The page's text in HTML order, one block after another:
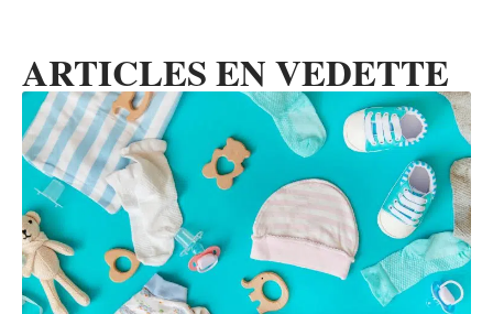
ARTICLES EN VEDETTE